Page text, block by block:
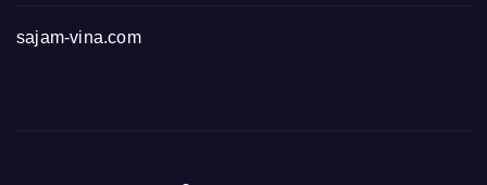
sajam-vina.com